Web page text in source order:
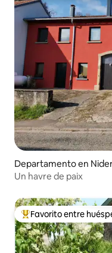
Departamento en
Un havre de paix
De los mejores en
Favorito entre